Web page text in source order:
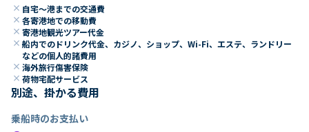
close 自宅～港までの交通費
close 各寄港地での移動費
close 寄港地観光ツアー代金
close 船内でのドリンク代金、カジノ、ショップ、Wi-Fi、エステ、ランドリー
などの個人的諸費用
close 海外旅行傷害保険
close 荷物宅配サービス
別途、掛かる費用
乗船時のお支払い